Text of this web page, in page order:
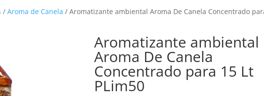
/Aroma de Canela / Aromatizante ambiental Aroma De Canela Concentrado
Aromatizante ambiental
Aroma De Canela
Concentrado para 15 Lt
PLim50